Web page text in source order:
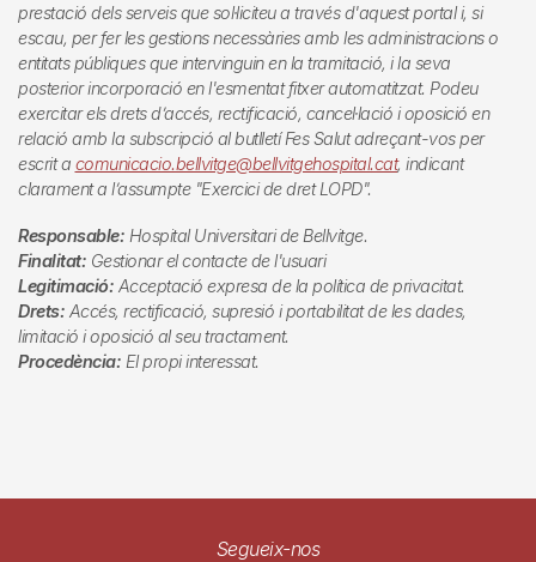
prestació dels serveis que sol·liciteu a través d'aquest portal i, si
escau, per fer les gestions necessàries amb les administracions o
entitats públiques que intervinguin en la tramitació, i la seva
posterior incorporació en l'esmentat fitxer automatitzat. Podeu
exercitar els drets d’accés, rectificació, cancel·lació i oposició en
relació amb la subscripció al butlletíFes Salutadreçant-vos per
escrit a comunicacio.bellvitge@bellvitgehospital.cat, indicant
clarament a l’assumpte "Exercici de dret LOPD".
Responsable: Hospital Universitari de Bellvitge.
Finalitat: Gestionar el contacte de l'usuari
Legitimació: Acceptació expresa de la política de privacitat.
Drets: Accés, rectificació, supresió i portabilitat de les dades,
limitació i oposició al seu tractament.
Procedència: El propi interessat.
Segueix-nos